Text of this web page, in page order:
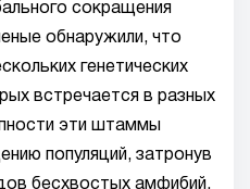
сокращения
обнаружили, что
генетических
встречается в разных
эти штаммы
популяций, затронув
бесхвостых амфибий,